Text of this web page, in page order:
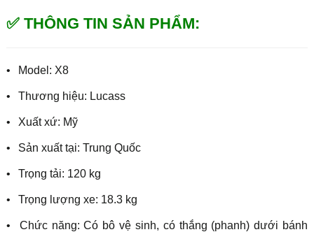
✅ THÔNG TIN SẢN PHẨM:
• Model: X8
• Thương hiệu: Lucass
• Xuất xứ: Mỹ
• Sản xuất tại: Trung Quốc
• Trọng tải: 120 kg
• Trọng lượng xe: 18.3 kg
•
Chức năng: Có bô vệ sinh, có thắng (phanh) dưới bánh